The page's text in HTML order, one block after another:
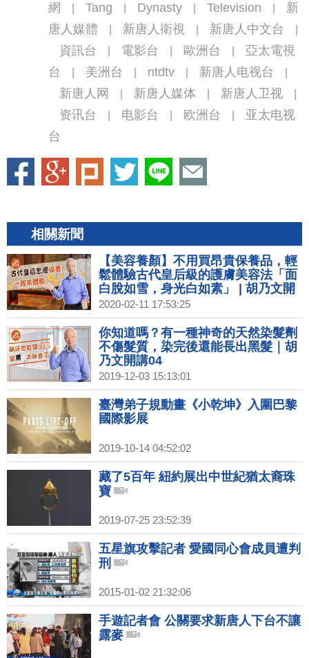
網
Tang Dynasty Television
新
唐人媒體
新唐人衛視 新唐人中文台
資訊台 電影台 歐洲台
亞太電視
台
美洲台 ntdtv 新唐人电视台
新唐人网 新唐人媒体 新唐人卫视
资讯台 电影台 欧洲台
亚太电视
台
相關新聞
【美容養顏】不用買昂貴保養品，輕
鬆體驗古代皇后級的護膚美容法「面
白脫如雪，身光白如素」 | 胡乃文開
講02
2020-02-11 17:53:25
你知道嗎？有一種神奇的天然染髮劑
不傷髮質，染完後還能長出黑髮｜胡
乃文開講04
2019-12-03 15:13:01
臺灣弟子規動畫《小乾坤》入圍巴黎
國際影展
2019-10-14 04:52:02
藏了5百年 紐約展出中世紀猶太裔珠
寶
2019-07-25 23:52:39
五星旗攻擊記者 愛國同心會成員遭判
刑
2015-01-02 21:32:06
手遊記者會 公關要求新唐人下台不讓
露麥